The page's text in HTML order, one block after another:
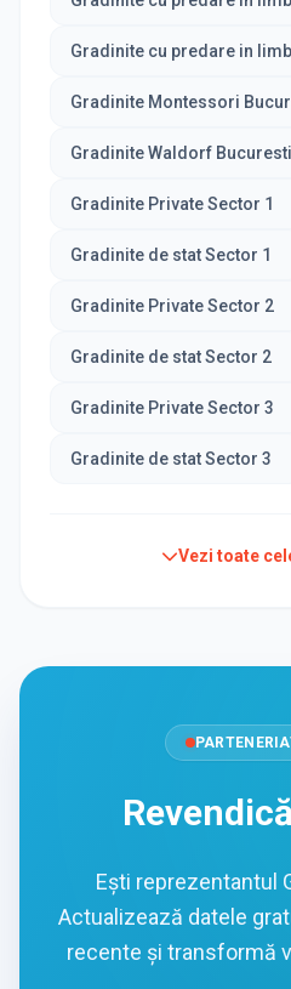
Gradinite cu predare in
Gradinite Montessori
Gradinite Waldorf Bucuresti
Gradinite Private Sector 1
Gradinite de stat Sector 1
Gradinite Private Sector 2
Gradinite de stat Sector 2
Gradinite Private Sector 3
Gradinite de stat Sector 3
Vezi toate
Ești reprezentantul
Actualizează datele
recente și transformă